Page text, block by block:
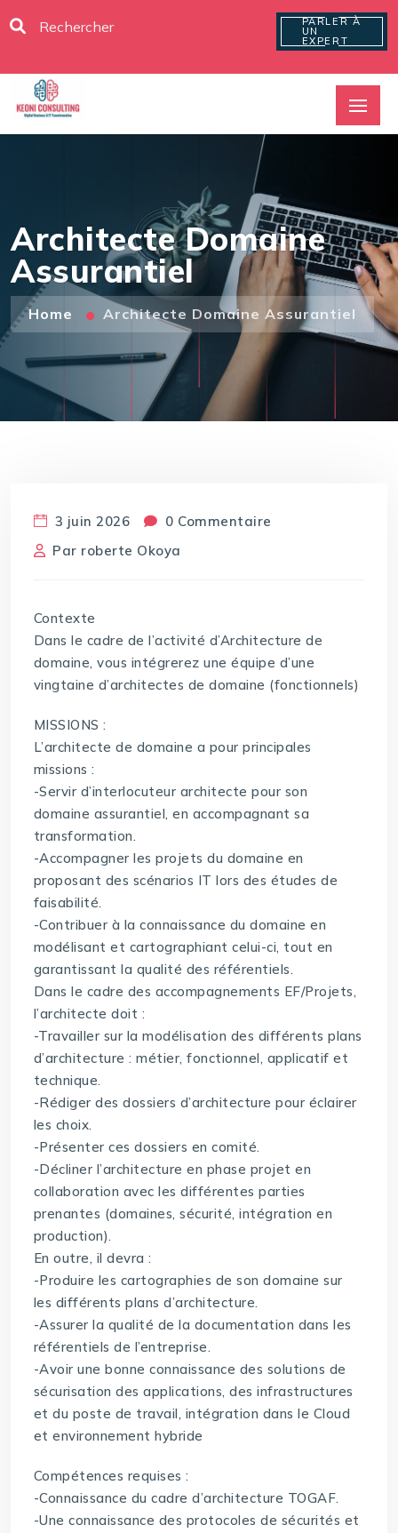
PARLER À
UN
EXPERT
Architecte Domaine
Assurantiel
Home Architecte Domaine Assurantiel
3 juin 2026
0 Commentaire
Par roberte Okoya
Contexte
Dans le cadre de l’activité d’Architecture de
domaine, vous intégrerez une équipe d’une
vingtaine d’architectes de domaine (fonctionnels)
MISSIONS :
L’architecte de domaine a pour principales
missions :
-Servir d’interlocuteur architecte pour son
domaine assurantiel, en accompagnant sa
transformation.
-Accompagner les projets du domaine en
proposant des scénarios IT lors des études de
faisabilité.
-Contribuer à la connaissance du domaine en
modélisant et cartographiant celui-ci, tout en
garantissant la qualité des référentiels.
Dans le cadre des accompagnements EF/Projets,
l’architecte doit :
-Travailler sur la modélisation des différents plans
d’architecture : métier, fonctionnel, applicatif et
technique.
-Rédiger des dossiers d’architecture pour éclairer
les choix.
-Présenter ces dossiers en comité.
-Décliner l’architecture en phase projet en
collaboration avec les différentes parties
prenantes (domaines, sécurité, intégration en
production).
En outre, il devra :
-Produire les cartographies de son domaine sur
les différents plans d’architecture.
-Assurer la qualité de la documentation dans les
référentiels de l’entreprise.
-Avoir une bonne connaissance des solutions de
sécurisation des applications, des infrastructures
et du poste de travail, intégration dans le Cloud
et environnement hybride
Compétences requises :
-Connaissance du cadre d’architecture TOGAF.
-Une connaissance des protocoles de sécurités et